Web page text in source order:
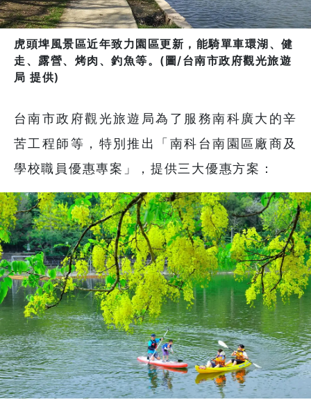
虎頭埤風景區近年致力園區更新，能騎單車環湖、健
走、露營、烤肉、釣魚等。(圖/台南市政府觀光旅遊
局 提供)
台南市政府觀光旅遊局為了服務南科廣大的辛
苦工程師等，特別推出「南科台南園區廠商及
學校職員優惠專案」，提供三大優惠方案：